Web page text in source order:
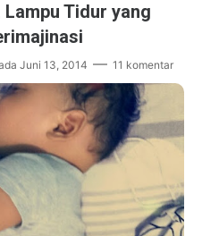
Tidur yang
Juni 13, 2014 11 komentar